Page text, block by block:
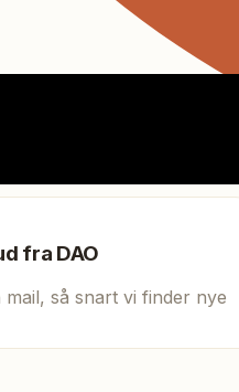
fra DAO
så snart vi finder nye